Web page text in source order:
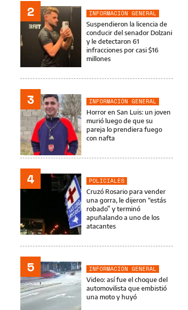
2
INFORMACIÓN GENERAL
Suspendieron la licencia de
conducir del senador Dolzani
y le detectaron 61
infracciones por casi $16
millones
3
INFORMACIÓN GENERAL
Horror en San Luis: un joven
murió luego de que su
pareja lo prendiera fuego
con nafta
4
POLICIALES
Cruzó Rosario para vender
una gorra, le dijeron “estás
robado” y terminó
apuñalando a uno de los
atacantes
5
INFORMACIÓN GENERAL
Video: así fue el choque del
automovilista que embistió
una moto y huyó